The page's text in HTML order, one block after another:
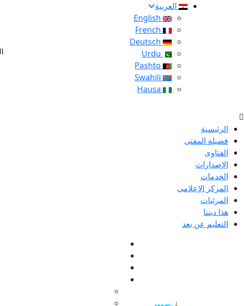
العربية
الرئيسية
فضيلة المفتى
الفتاوى
الإصدارات
الخدمات
المركز الإعلامى
المرئيات
هذا ديننا
التعليم عن بعد